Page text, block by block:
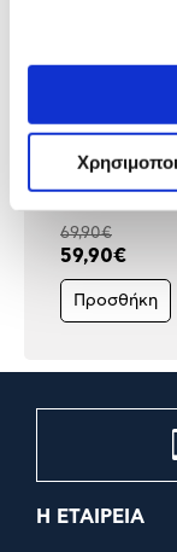
Bellissima
Steam Argan
69,90€
59,90€
Προσθήκη
Η ΕΤΑΙΡΕΙΑ